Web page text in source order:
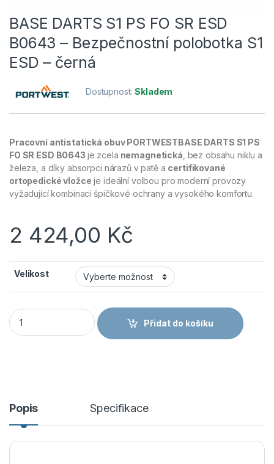
BASE DARTS S1 PS FO SR ESD
B0643 – Bezpečnostní polobotka S1
ESD – černá
Dostupnost:Skladem
Pracovní antistatická obuv PORTWESTBASE DARTS S1 PS
FO SR ESD B0643 je zcela nemagnetická , bez obsahu niklu a
železa, a díky absorpci nárazů v patě a certifikované
ortopedické vložce je ideální volbou pro moderní provozy
vyžadující kombinaci špičkové ochrany a vysokého komfortu.
2 424,00 Kč
Velikost
BASE DARTS S1 PS FO SR ESD B0643 - Bezpečnostní
Přidat do košíku
Popis Specifikace